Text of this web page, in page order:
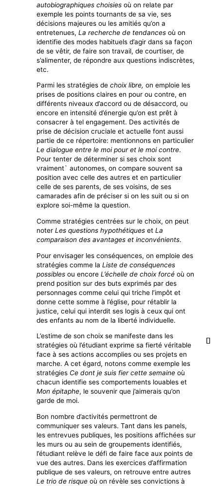
autobiographiques choisies où on relate par
exemple les points tournants de sa vie, ses
décisions majeures ou les amitiés qu’on a
entretenues,La recherche de tendances où on
identifie des modes habituels d’agir dans sa façon
de se vêtir, de faire son travail, de courtiser, de
s’alimenter, de répondre aux questions indiscrètes,
etc.
Parmi les stratégies dechoix libre,on emploie les
prises de positions claires en pour ou contre, en
différents niveaux d’accord ou de désaccord, ou
encore en intensité d’énergie qu’on est prêt à
consacrer à tel engagement. Des activités de
prise de décision cruciale et actuelle font aussi
partie de ce répertoire: mentionnons en particulier
Le dialogue entre le moi pour et le moi contre.
Pour tenter de déterminer si ses choix sont
vraiment` autonomes, on compare souvent sa
position avec celle des autres et en particulier
celle de ses parents, de ses voisins, de ses
camarades afin de préciser si on les suit ou si on
explore soi-même la question.
Comme stratégies centrées sur le choix, on peut
noterLes questions hypothétiques etLa
comparaison des avantages et inconvénients.
Pour envisager les conséquences, on emploie des
stratégies comme laListe de conséquences
possibles ou encoreL’échelle de choix forcé où on
prend position sur des buts exprimés par des
personnages comme celui qui triche l’impôt et
donne cette somme à l’église, pour rétablir la
justice, celui qui interdit ses logis à ceux qui ont
des enfants au nom de la liberté individuelle.
L’estime de son choix se manifeste dans les
stratégies où l’étudiant exprime sa fierté véritable
face à ses actions accomplies ou ses projets en
marche. A cet égard, notons comme exemple les
stratégies Ce dont je suis fier cette semaine où
chacun identifie ses comportements louables et
Mon épitaphe, le souvenir que j’aimerais qu’on
garde de moi.
Bon nombre d’activités permettront de
communiquer ses valeurs. Tant dans les panels,
les entrevues publiques, les positions affichées sur
les murs ou au sein de groupements identifiés,
l’étudiant relève le défi de faire face aux points de
vue des autres. Dans les exercices d’affirmation
publique de ses valeurs, on retrouve entre autres
Le trio derisque où on révèle ses convictions à